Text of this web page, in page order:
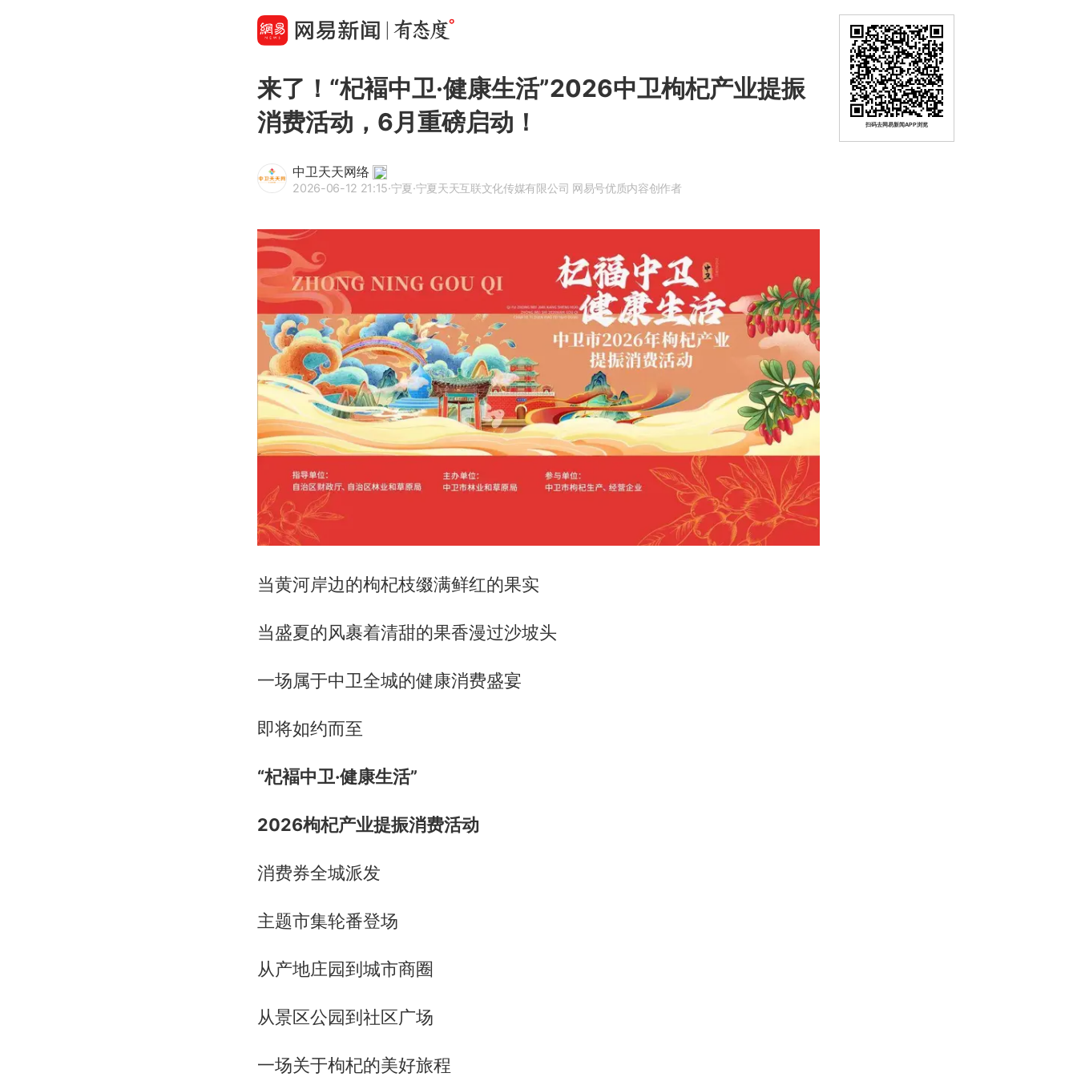
来了！“杞褔中卫·健康生活”2026中卫枸杞产业提振
消费活动，6月重磅启动！
中卫天天网络
2026-06-12 21:15·宁夏·宁夏天天互联文化传媒有限公司 网易号优质内容创作者
当黄河岸边的枸杞枝缀满鲜红的果实
当盛夏的风裹着清甜的果香漫过沙坡头
一场属于中卫全城的健康消费盛宴
即将如约而至
“杞褔中卫·健康生活”
2026枸杞产业提振消费活动
消费券全城派发
主题市集轮番登场
从产地庄园到城市商圈
从景区公园到社区广场
一场关于枸杞的美好旅程
扫码去网易新闻APP浏览